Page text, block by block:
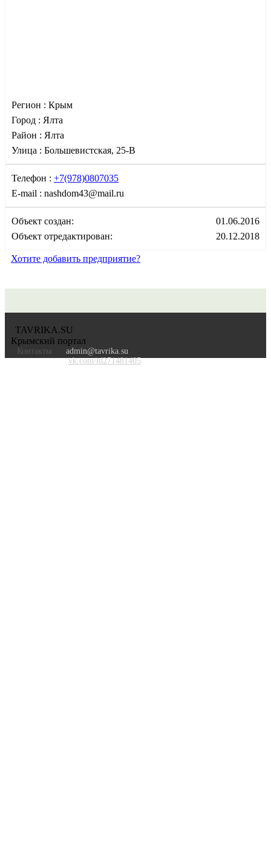
Регион : Крым
Город : Ялта
Район : Ялта
Улица : Большевистская, 25-В
Телефон : +7(978)0807035
E-mail : nashdom43@mail.ru
Объект создан:
01.06.2016
Объект отредактирован:
20.12.2018
Хотите добавить предприятие?
TAVRIKA.SU
Крымский портал
Контакты
admin@tavrika.su
vk.com/id271481405